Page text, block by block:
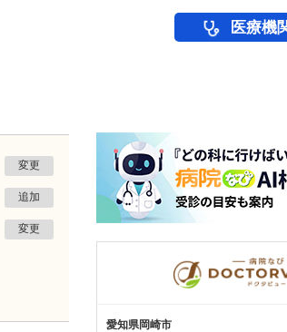
医療機
変更
追加
変更
愛知県岡崎市